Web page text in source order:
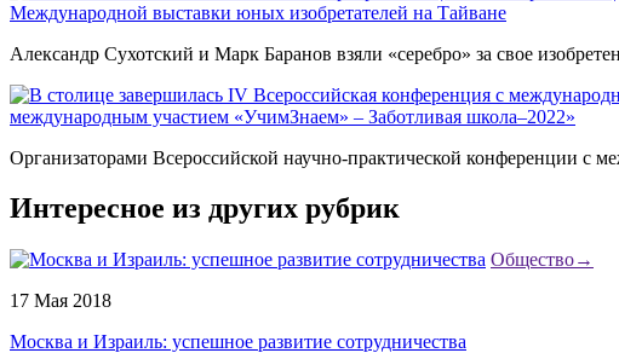
Международной выставки юных изобретателей на Тайване
Александр Сухотский и Марк Баранов взяли «серебро» за свое
международным участием «УчимЗнаем» – Заботливая школа–2022»
Организаторами Всероссийской научно-практической конференции с
Интересное из других рубрик
Общество→
17 Мая 2018
Москва и Израиль: успешное развитие сотрудничества